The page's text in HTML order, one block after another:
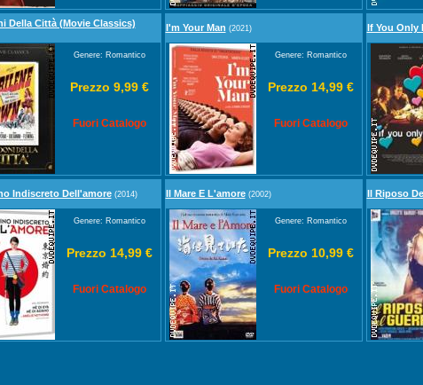
Della Città (Movie Classics)
Genere: Romantico
Prezzo 9,99 €
Fuori Catalogo
I'm Your Man (2021)
Genere: Romantico
Prezzo 14,99 €
Fuori Catalogo
If You Only
Indiscreto Dell'amore(2014)
Genere: Romantico
Prezzo 14,99 €
Fuori Catalogo
Il Mare E L'amore(2002)
Genere: Romantico
Prezzo 10,99 €
Fuori Catalogo
Il Riposo